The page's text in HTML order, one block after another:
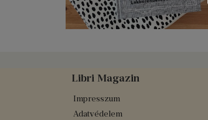
Libri Magazin
Impresszum
Adatvédelem